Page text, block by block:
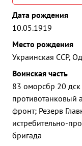
Дата рождения
10.05.1919
Место рождения
Украинская ССР,
Воинская часть
83 оморсбр 20 дск
противотанковый
фронт; Резерв
истребительно-
бригада